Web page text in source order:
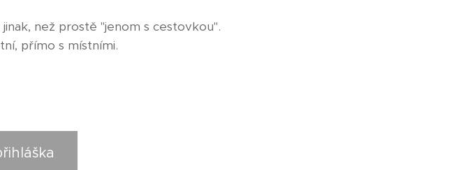
než prostě "jenom s cestovkou".
přímo s místními.